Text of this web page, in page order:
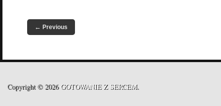
← Previous
Copyright © 2026 GOTOWANIE Z SERCEM.